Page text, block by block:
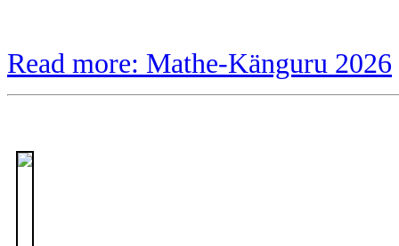
Read more: Mathe-Känguru 2026